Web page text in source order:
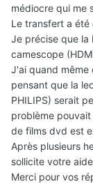
médiocre qui me
Le transfert a été
Je précise que la
camescope
J'ai quand même
pensant que la
PHILIPS) serait
problème
de films dvd est
Après plusieurs
sollicite votre
Merci pour vos